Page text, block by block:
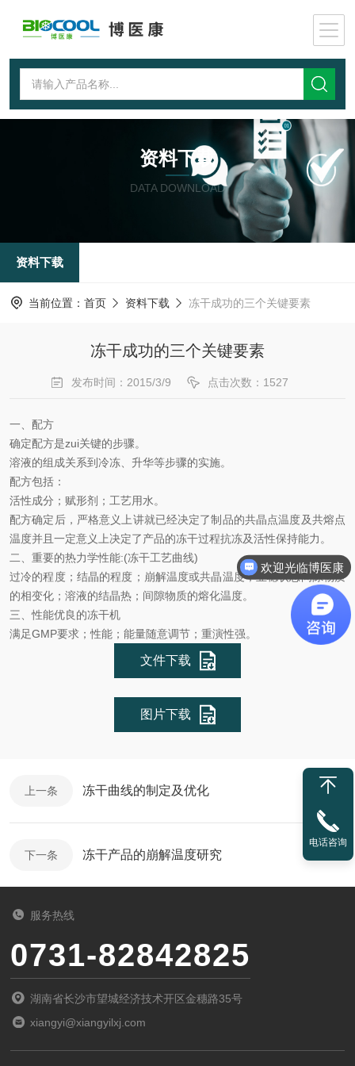
资料下载
DATA DOWNLOAD
资料下载
当前位置： 首页 资料下载 冻干成功的三个关键要素
冻干成功的三个关键要素
发布时间：2015/3/9 点击次数：1527
一、 配方
确定配方是zui关键的步骤。
溶液的组成关系到冷冻、升华等步骤的实施。
配方包括：
活性成分；赋形剂；工艺用水。
配方确定后，严格意义上讲就已经决定了制品的共晶点温度及共熔点
温度并且一定意义上决定了产品的冻干过程抗冻及活性保持能力。
二、重要的热力学性能:(冻干工艺曲线)
过冷的程度；结晶的程度；崩解温度或共晶温度；亚稳状态间隙物质
的相变化；溶液的结晶热；间隙物质的熔化温度。
三、性能优良的冻干机
满足GMP要求；性能；能量随意调节；重演性强。
文件下载
图片下载
上一条 冻干曲线的制定及优化
下一条 冻干产品的崩解温度研究
服务热线
0731-82842825
湖南省长沙市望城经济技术开区金穗路35号
xiangyi@xiangyilxj.com
电话咨询
欢迎光临博医康